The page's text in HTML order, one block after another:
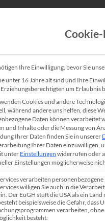
Produkte
HP
Der HP Color
energieeffizienter
großen
integrierten
DIN A4 in
papiersparend
Ihre Einwilligung, bevor Sie
unter 16 Jahre alt sind und Ihre
Erziehungsberechtigten um Erlaubnis
Cookies und andere
während andere uns helfen, diese
Daten können verarbeitet
und Inhalte oder die Messung von
Ihrer Daten finden Sie in unserer
Ihrer Daten einzuwilligen,
unter Einstellungen widerrufen oder
Einstellungen möglicherweise
verarbeiten
willigen Sie auch in die
Der EuGH stuft die USA als ein
beispielsweise die Gefahr, dass
verarbeiten,
besteht.